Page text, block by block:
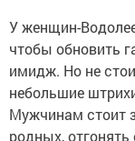
У женщин-
чтобы обновить
имидж. Но не
небольшие
Мужчинам стоит
родных,